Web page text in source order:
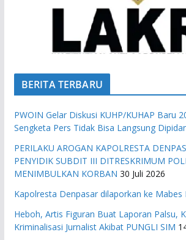
BERITA TERBARU
PWOIN Gelar Diskusi KUHP/KUHAP Baru
Sengketa Pers Tidak Bisa Langsung
PERILAKU AROGAN KAPOLRESTA
PENYIDIK SUBDIT III DITRESKRIMUM
MENIMBULKAN KORBAN 30 Juli 2026
Kapolresta Denpasar dilaporkan ke Mabes
Heboh, Artis Figuran Buat Laporan Palsu,
Kriminalisasi Jurnalist Akibat PUNGLI SIM